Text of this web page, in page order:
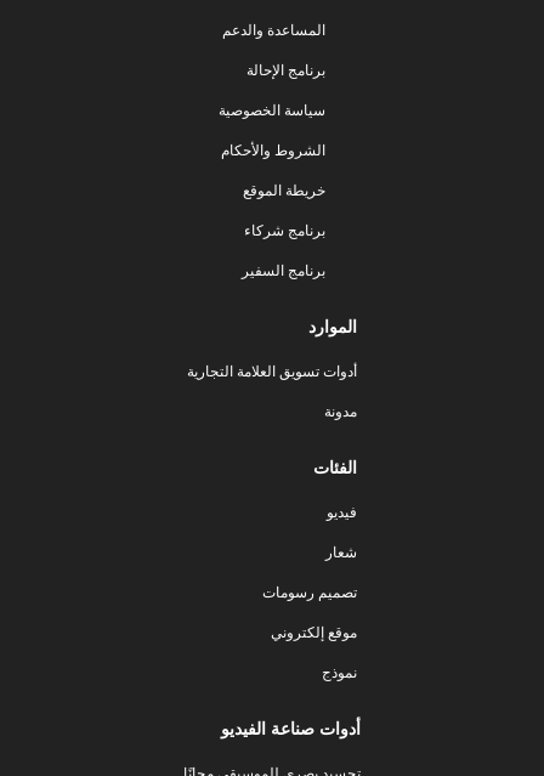
المساعدة والدعم
برنامج الإحالة
سياسة الخصوصية
الشروط والأحكام
خريطة الموقع
برنامج شركاء
برنامج السفير
الموارد
أدوات تسويق العلامة التجارية
مدونة
الفئات
فيديو
شعار
تصميم رسومات
موقع إلكتروني
نموذج
أدوات صناعة الفيديو